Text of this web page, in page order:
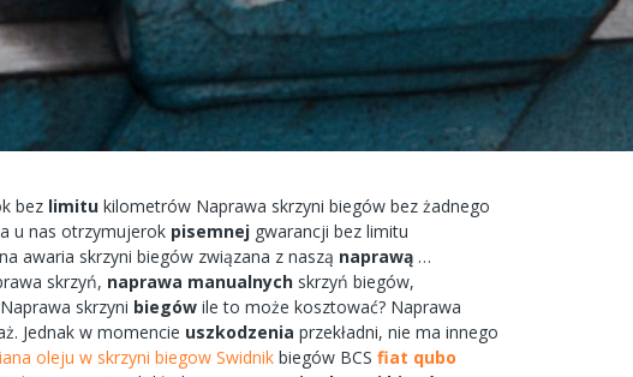
bez limitu kilometrów Naprawa skrzyni biegów bez żadnego
u nas otrzymujerok pisemnej gwarancji bez limitu
awaria skrzyni biegów związana z naszą naprawą …
skrzyń, naprawa manualnych skrzyń biegów,
skrzyni biegów ile to może kosztować? Naprawa
Jednak w momencie uszkodzenia przekładni, nie ma innego
oleju w skrzyni biegow Swidnik biegów BCS fiat qubo